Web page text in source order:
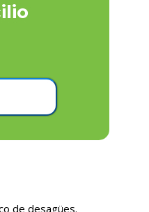
de desagües.